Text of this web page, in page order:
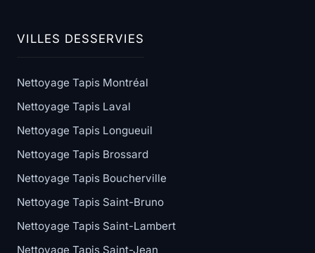
VILLES DESSERVIES
Nettoyage Tapis Montréal
Nettoyage Tapis Laval
Nettoyage Tapis Longueuil
Nettoyage Tapis Brossard
Nettoyage Tapis Boucherville
Nettoyage Tapis Saint-Bruno
Nettoyage Tapis Saint-Lambert
Nettoyage Tapis Saint-Jean